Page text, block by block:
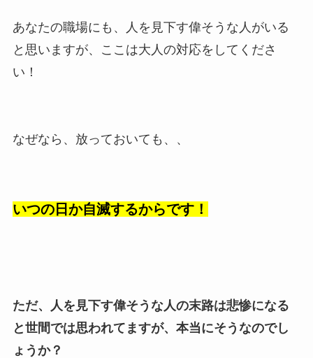
あなたの職場にも、人を見下す偉そうな人がいる
と思いますが、ここは大人の対応をしてくださ
い！
なぜなら、放っておいても、、
いつの日か自滅するからです！
ただ、人を見下す偉そうな人の末路は悲惨になる
と世間では思われてますが、本当にそうなのでし
ょうか？